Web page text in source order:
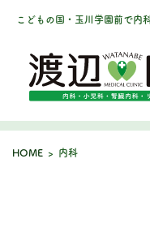
こどもの国・玉川学園前で内
HOME > 内科